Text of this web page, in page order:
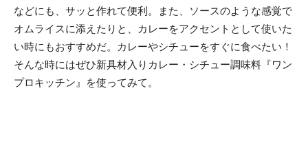
などにも、サッと作れて便利。また、ソースのような感覚で
オムライスに添えたりと、カレーをアクセントとして使いた
い時にもおすすめだ。カレーやシチューをすぐに食べたい！
そんな時にはぜひ新具材入りカレー・シチュー調味料『ワン
プロキッチン』を使ってみて。